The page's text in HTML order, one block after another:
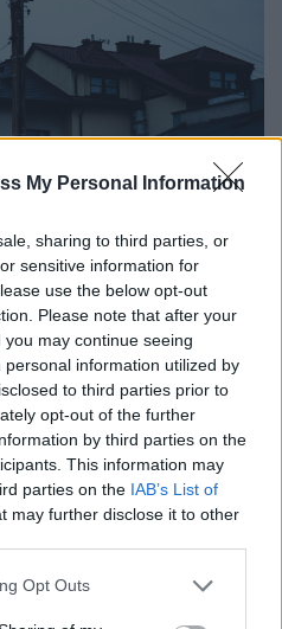
My Personal Information
sharing to third parties, or
sensitive information for
use the below opt-out
Please note that after your
may continue seeing
information utilized by
to third parties prior to
opt-out of the further
by third parties on the
This information may
parties on the IAB’s List of
may further disclose it to other
Opt Outs
rendkívüli
meg Magyarországot
is van.